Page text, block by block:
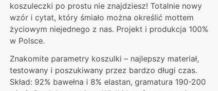
koszuleczki po prostu nie znajdziesz! Totalnie nowy
wzór i cytat, który śmiało można określić mottem
życiowym niejednego z nas. Projekt i produkcja 100%
w Polsce.
Znakomite parametry koszulki – najlepszy materiał,
testowany i poszukiwany przez bardzo długi czas.
Skład: 92% bawełna i 8% elastan, gramatura 190-200